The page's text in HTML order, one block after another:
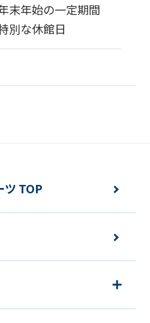
末年始の一定期間
別な休館日
ツ TOP